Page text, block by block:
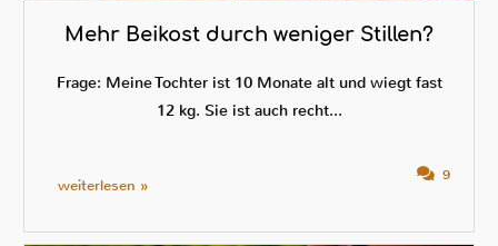
Mehr Beikost durch weniger Stillen?
Frage: Meine Tochter ist 10 Monate alt und wiegt fast
12 kg. Sie ist auch recht...
9
weiterlesen »